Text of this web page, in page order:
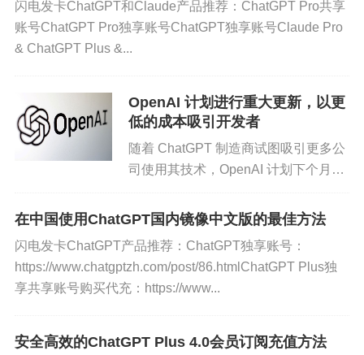
学习进度和不足之处，从而进行针对性的强化学
习。
PT可以帮助学生梳理思路，提供写作建议，甚至可
以一起构思故事情节，激发学生的创作热情。
编程教学：对于学习编程的学生来说，ChatGPT可
这对于新手编程者来说，是一个非常实用的工具。
如何有效利用ChatGPT？
尽管ChatGPT有着诸多优势，但要充分发挥其作
闪电发卡ChatGPT和Claude产品推荐：ChatGPT Pro共享
账号ChatGPT Pro独享账号ChatGPT独享账号Claude Pro
& ChatGPT Plus &...
OpenAI 计划进行重大更新，以更
低的成本吸引开发者
随着 ChatGPT 制造商试图吸引更多公
司使用其技术，OpenAI 计划下个月为
更快速地构建基于其人工智能模型的软
更新包括在其开发...
在中国使用ChatGPT国内镜像中文版的最佳方法
闪电发卡ChatGPT产品推荐：ChatGPT独享账号：
https://www.chatgptzh.com/post/86.htmlChatGPT Plus独
享共享账号购买代充：https://www...
安全高效的ChatGPT Plus 4.0会员订阅充值方法